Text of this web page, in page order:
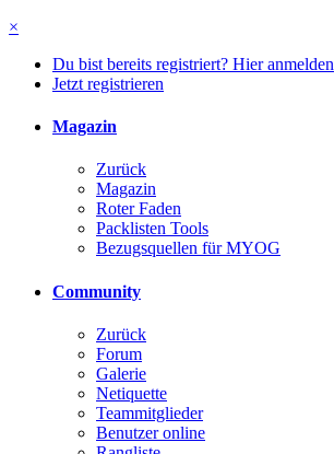
×
Du bist bereits registriert? Hier anmelden
Jetzt registrieren
Magazin
Zurück
Magazin
Roter Faden
Packlisten Tools
Bezugsquellen für MYOG
Community
Zurück
Forum
Galerie
Netiquette
Teammitglieder
Benutzer online